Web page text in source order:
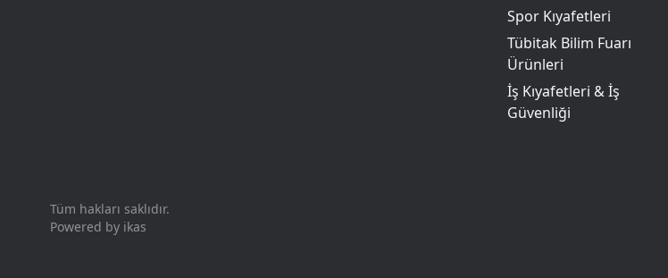
Spor Kıyafetleri
Tübitak Bilim Fuarı
Ürünleri
İş Kıyafetleri & İş
Güvenliği
Tüm hakları saklıdır.
Powered by ikas